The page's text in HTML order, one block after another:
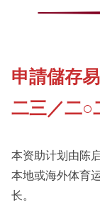
所有消息
活动
公告
申請儲存
二三／二○
本资助计划由陈
本地或海外体育
长。